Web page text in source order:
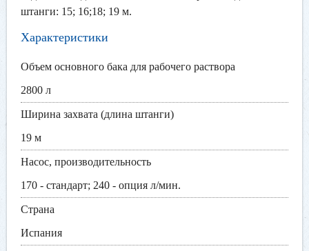
штанги: 15; 16;18; 19 м.
Характеристики
Объем основного бака для рабочего раствора
2800 л
Ширина захвата (длина штанги)
19 м
Насос, производительность
170 - стандарт; 240 - опция л/мин.
Страна
Испания